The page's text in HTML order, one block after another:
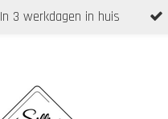
In 3 werkdagen in huis